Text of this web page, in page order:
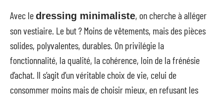
Avec ledressing minimaliste, on cherche à alléger
son vestiaire. Le but ? Moins de vêtements, mais des pièces
solides, polyvalentes, durables. On privilégie la
fonctionnalité, la qualité, la cohérence, loin de la frénésie
d’achat. Il s’agit d’un véritable choix de vie, celui de
consommer moins mais de choisir mieux, en refusant les